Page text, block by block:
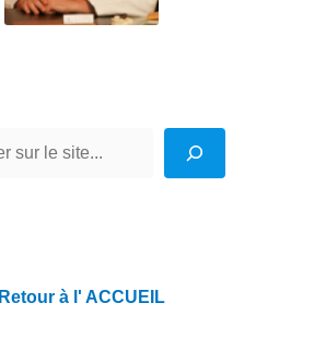
Retour à l' ACCUEIL